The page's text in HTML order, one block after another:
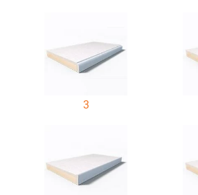
3